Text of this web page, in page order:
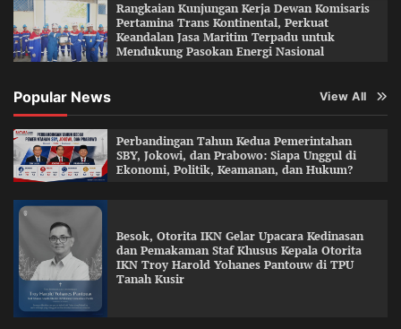
Rangkaian Kunjungan Kerja Dewan Komisaris
Pertamina Trans Kontinental, Perkuat
Keandalan Jasa Maritim Terpadu untuk
Mendukung Pasokan Energi Nasional
Popular News View All
Perbandingan Tahun Kedua Pemerintahan
SBY, Jokowi, dan Prabowo: Siapa Unggul di
Ekonomi, Politik, Keamanan, dan Hukum?
Besok, Otorita IKN Gelar Upacara Kedinasan
dan Pemakaman Staf Khusus Kepala Otorita
IKN Troy Harold Yohanes Pantouw di TPU
Tanah Kusir